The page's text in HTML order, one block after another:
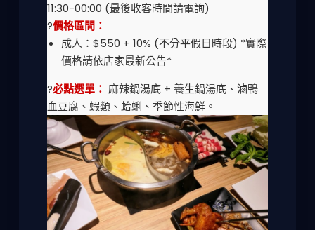
11:30-00:00 (最後收客時間請電詢)
?價格區間：
成人：$550 + 10% (不分平假日時段) *實際
價格請依店家最新公告*
?必點選單： 麻辣鍋湯底 + 養生鍋湯底、滷鴨
血豆腐、蝦類、蛤蜊、季節性海鮮。